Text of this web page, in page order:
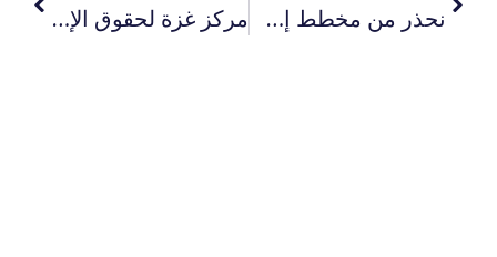
نحذر من مخطط إسرائيلي ممنهج لإتمام تدمير ما تبقى من منازل في قطاع غزة لفرض التهجير مركز غزة لحقوق الإنسان يرحّب بإدراج إسرائيل على القائمة السوداء للأمم المتحدة ويطالب بالتحقيق والمساءلة